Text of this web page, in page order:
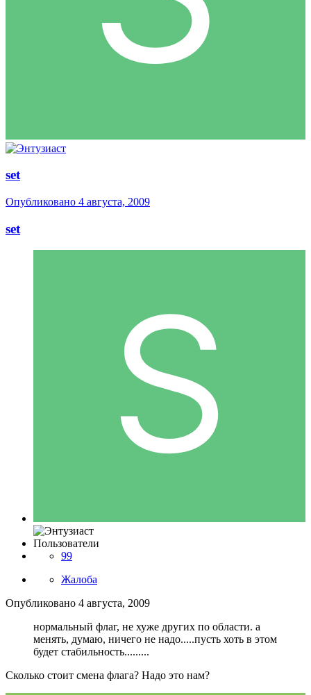
set
Опубликовано 4 августа, 2009
set
Пользователи
99
Жалоба
Опубликовано 4 августа, 2009
нормальный флаг, не хуже других по области. а
менять, думаю, ничего не надо.....пусть хоть в этом
будет стабильность.........
Сколько стоит смена флага? Надо это нам?